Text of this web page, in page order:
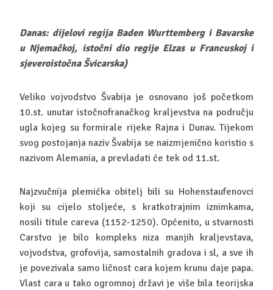
Danas: dijelovi regija Baden Wurttemberg i Bavarske
u Njemačkoj, istočni dio regije Elzas u Francuskoj i
sjeveroistočna Švicarska)
Veliko vojvodstvo Švabija je osnovano još početkom
10.st. unutar istočnofranačkog kraljevstva na području
ugla kojeg su formirale rijeke Rajna i Dunav. Tijekom
svog postojanja naziv Švabija se naizmjenično koristio s
nazivom Alemania, a prevladati će tek od 11.st.
Najzvučnija plemićka obitelj bili su Hohenstaufenovci
koji su cijelo stoljeće, s kratkotrajnim iznimkama,
nosili titule careva (1152-1250). Općenito, u stvarnosti
Carstvo je bilo kompleks niza manjih kraljevstava,
vojvodstva, grofovija, samostalnih gradova i sl, a sve ih
je povezivala samo ličnost cara kojem krunu daje papa.
Vlast cara u tako ogromnoj državi je više bila teorijska